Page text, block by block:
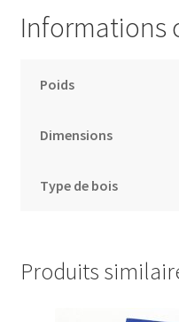
Informations
Poids
Dimensions
Type de bois
Produits